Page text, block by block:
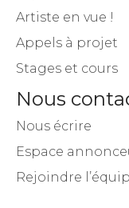
Artiste en vue !
Appels à projet
Stages et cours
Nous
Nous écrire
Espace
Rejoindre